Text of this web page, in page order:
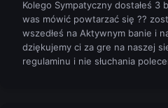
Kolego Sympatyczny dostałeś 3
was mówić powtarzać się ??
wszedłeś na Aktywnym banie i
dziękujemy ci za gre na naszej
regulaminu i nie słuchania